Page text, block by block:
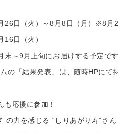
26日（火）～8月8日（月）※8月
16日（火）
末～9月上旬にお届けする予定です
の「結果発表」は、随時HPにて
も応援に参加！
”の力を感じる “しりあがり寿”さ